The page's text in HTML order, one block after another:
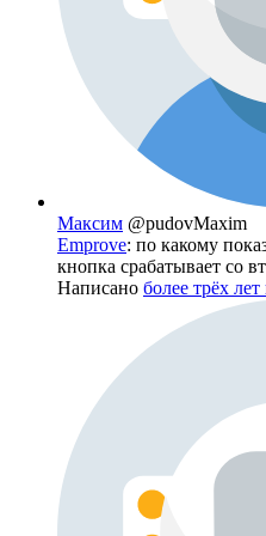
Максим @pudovMaxim
Emprove: по какому
кнопка срабатывает со
Написано более трёх лет